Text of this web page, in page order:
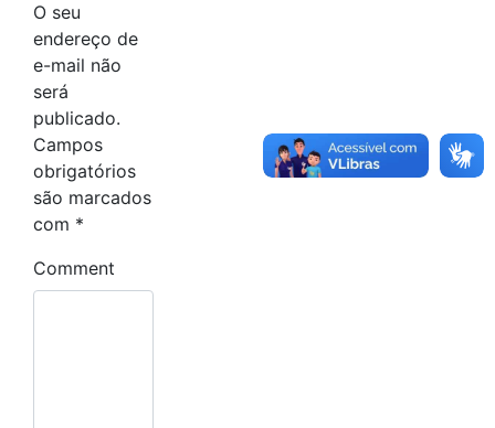
O seu
endereço de
e-mail não
será
publicado.
Campos
obrigatórios
são marcados
com *
Comment